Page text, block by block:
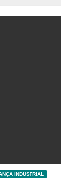
INDUSTRIAL